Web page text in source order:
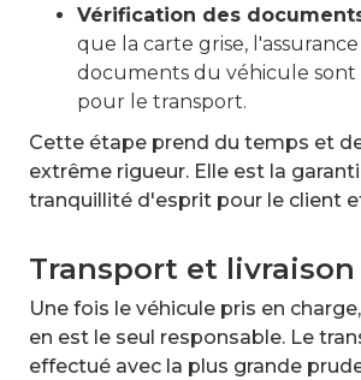
Vérification des
que la carte grise,
documents du véhicule sont
pour le transport.
Cette étape prend du temps et
extrême rigueur. Elle est la
tranquillité d'esprit pour le client
Transport et livraison
Une fois le véhicule pris en
en est le seul responsable. Le
effectué avec la plus grande